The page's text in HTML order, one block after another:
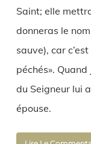
Saint; elle
donneras le
sauve), car
péchés».
du Seigneur lui
épouse.